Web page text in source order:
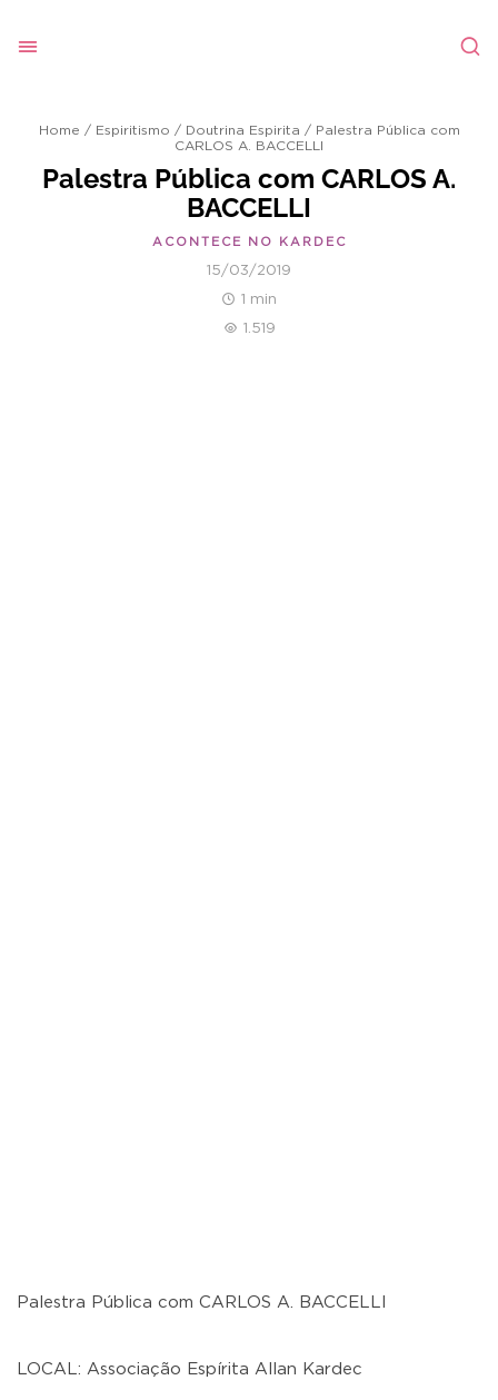
Home / Espiritismo / Doutrina Espirita / Palestra Pública com
CARLOS A. BACCELLI
Palestra Pública com CARLOS A.
BACCELLI
ACONTECE NO KARDEC
15/03/2019
1 min
1.519
Palestra Pública com CARLOS A. BACCELLI
LOCAL: Associação Espírita Allan Kardec